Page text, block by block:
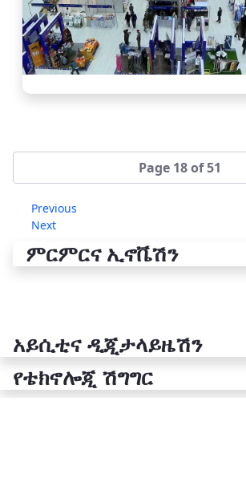
Page 18 of 51
Previous
Next
ምርምርና ኢኖቬሽን
አይሲቲና ዲጂታላይዜሽን
የቴክኖሎጂ ሽግግር